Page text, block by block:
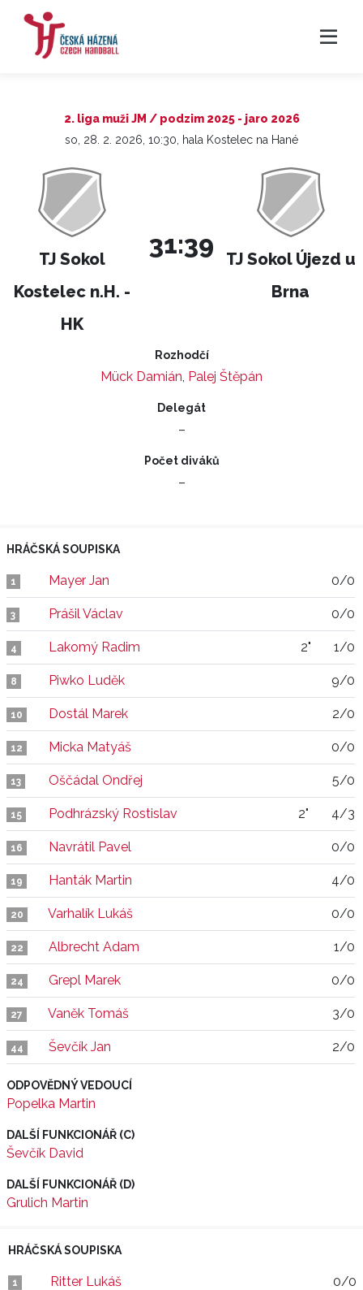
2. liga muži JM / podzim 2025 - jaro 2026
so, 28. 2. 2026, 10:30, hala Kostelec na Hané
TJ Sokol
Kostelec n.H. -
HK
31:39
TJ Sokol Újezd u
Brna
Rozhodčí
Mück Damián, Palej Štěpán
Delegát
–
Počet diváků
–
HRÁČSKÁ SOUPISKA
1 Mayer Jan 0/0
3 Prášil Václav 0/0
4 Lakomý Radim 2" 1/0
8 Piwko Luděk 9/0
10 Dostál Marek 2/0
12 Micka Matyáš 0/0
13 Oščádal Ondřej 5/0
15 Podhrázský Rostislav 2" 4/3
16 Navrátil Pavel 0/0
19 Hanták Martin 4/0
20 Varhalík Lukáš 0/0
22 Albrecht Adam 1/0
24 Grepl Marek 0/0
27 Vaněk Tomáš 3/0
44 Ševčík Jan 2/0
ODPOVĚDNÝ VEDOUCÍ
Popelka Martin
DALŠÍ FUNKCIONÁŘ (C)
Ševčík David
DALŠÍ FUNKCIONÁŘ (D)
Grulich Martin
HRÁČSKÁ SOUPISKA
1 Ritter Lukáš 0/0